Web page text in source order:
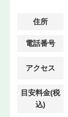
住所
電話番号
アクセス
目安料金(税
込)